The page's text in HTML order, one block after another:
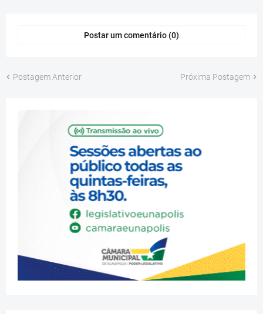
Postar um comentário (0)
Postagem Anterior Próxima Postagem